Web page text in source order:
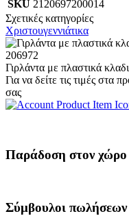
SKU 2120697200014
Σχετικές κατηγορίες
Χριστουγεννιάτικα
206972
Γιρλάντα με πλαστικά
Για να δείτε τις τιμές στα
σας
Παράδοση στον χώρο
Σύμβουλοι πωλήσεων